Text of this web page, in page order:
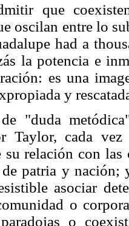
que
oscilan entre lo
had a
la potencia e
es una
y
"duda
Taylor, cada
su relación con
patria y nación;
asociar
o
o